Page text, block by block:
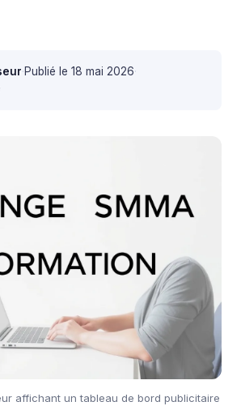
·Publié le 18 mai 2026·
affichant un tableau de bord publicitaire